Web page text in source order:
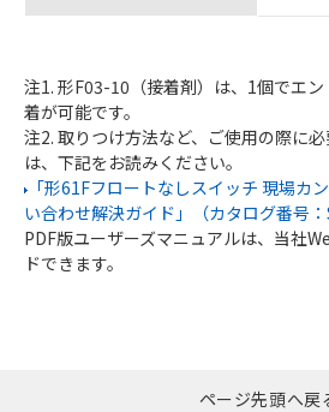
注1. 形F03-10（接着剤）は、1個でエ
着が可能です。
注2. 取りつけ方法など、ご使用の際に
は、下記をお読みください。
「形61Fフロートなしスイッチ 現場カ
い合わせ解決ガイド」（カタログ番号：
PDF版ユーザーズマニュアルは、当社
ドできます。
ページ先頭へ戻